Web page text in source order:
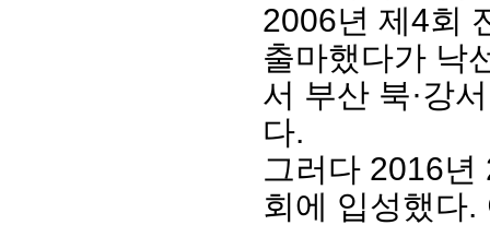
2006년 제4회
출마했다가 낙
서 부산 북·강
다.
그러다 2016년
회에 입성했다.